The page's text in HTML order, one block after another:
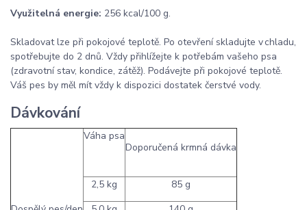
Využitelná energie: 256 kcal/100 g.
Skladovat lze při pokojové teplotě. Po otevření skladujte v chladu,
spotřebujte do 2 dnů. Vždy přihlížejte k potřebám vašeho psa
(zdravotní stav, kondice, zátěž). Podávejte při pokojové teplotě.
Váš pes by měl mít vždy k dispozici dostatek čerstvé vody.
Dávkování
Váha psa
Doporučená krmná dávka
2,5 kg
85 g